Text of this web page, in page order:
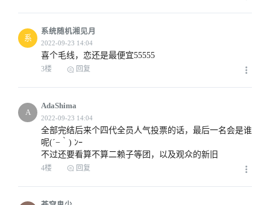
系
系统随机湘见月
喜个毛线，恋还是最便宜55555
3楼 回复
A
AdaShima
全部完结后来个四代全员人气投票的话，最后一名会是谁
呢(´−｀) ﾝｰ
不过还要看算不算二赖子等团，以及观众的新旧
4楼 回复